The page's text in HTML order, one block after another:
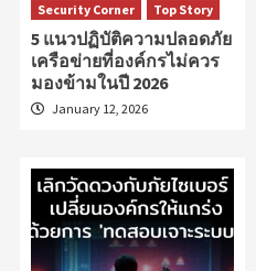
Security Corner
Top Story
5 แนวปฏิบัติความปลอดภัย
เครือข่ายที่องค์กรไม่ควร
มองข้ามในปี 2026
January 12, 2026